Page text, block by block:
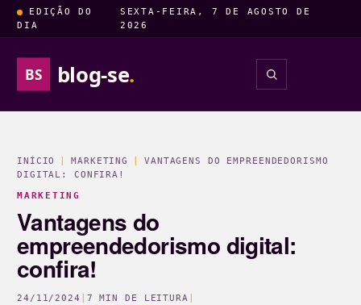
EDIÇÃO DO
DIA
SEXTA-FEIRA, 7 DE AGOSTO DE
2026
BS blog-se.
INÍCIO MARKETING
VANTAGENS DO EMPREENDEDORISMO
DIGITAL: CONFIRA!
MARKETING
Vantagens do
empreendedorismo digital:
confira!
24/11/2024 7 MIN DE LEITURA